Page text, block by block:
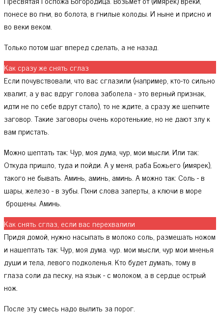
понесе во пни, во болота, в гнилые колоды. И ныне и присно и
во веки веком.
Только потом шаг вперед сделать, а не назад.
Как сразу же снять сглаз
Если почувствовали, что вас сглазили (например, кто-то сильно
хвалит, а у вас вдруг голова заболела - это верный признак,
идти не по себе вдрут стало), то не ждите, а сразу же шепчите
заговор. Такие заговоры очень коротенькие, но не дают злу к
вам пристать.
Можно шептать так: Чур, моя дума, чур, мои мысли. Или так:
Откуда пришло, туда и пойди. А у меня, раба Божьего (имярек),
такого не бывать. Аминь, аминь, аминь. А можно так: Соль - в
шары, железо - в зубы. Пхни слова заперты, а ключи в море
брошены. Аминь.
Как снять сглаз, если вас перехвалили
Придя домой, нужно насыпать в молоко соль, размешать ножом
и нашептать так: Чур, моя дума. чур. мои мысли, чур мои мненья
души и тела, левого подколенья. Кто будет думать, тому в
глаза соли да песку, на язык - с молоком, а в сердце острый
нож.
После эту смесь надо вылить за порог.